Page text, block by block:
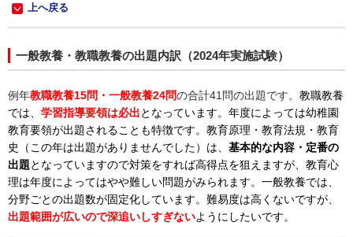
上へ戻る
一般教養・教職教養の出題内訳（2024年実施試験）
例年教職教養15問・一般教養24問の合計41問の出題です。 教職教養
では、 学習指導要領は必出となっています。年度によっては幼稚園
教育要領が出題されることも特徴です。教育原理・教育法規・教育
史（この年は出題がありませんでした）は、 基本的な内容・定番の
出題となっていますので対策をすれば高得点を狙えますが、教育心
理は年度によってはやや難しい問題がみられます。一般教養では、
分野ごとの出題数が固定化しています。難易度は高くないですが、
出題範囲が広いので深追いしすぎないようにしたいです。